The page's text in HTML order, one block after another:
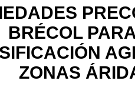
BRÉCOL
ZONAS